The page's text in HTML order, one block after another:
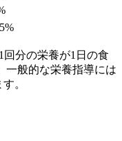
分の栄養が1日の食
一般的な栄養指導には
。